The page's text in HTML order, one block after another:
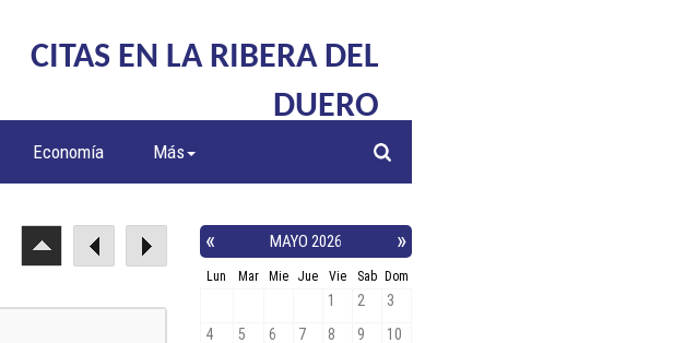
CITAS EN LA RIBERA DEL
DUERO
Economía Más